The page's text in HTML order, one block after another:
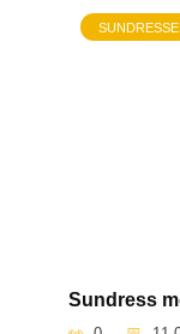
Sundress